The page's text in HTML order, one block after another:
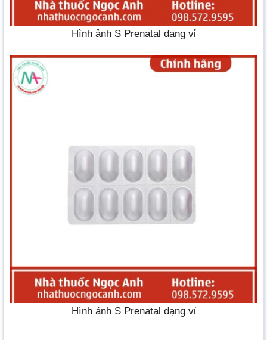
Hình ảnh S Prenatal dạng vỉ
Hình ảnh S Prenatal dạng vỉ